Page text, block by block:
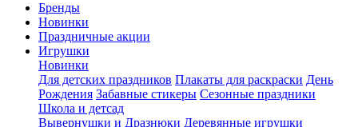
Бренды
Новинки
Праздничные акции
Игрушки
Новинки
Для детских праздников Плакаты для раскраски День
Рождения Забавные стикеры Сезонные праздники
Школа и детсад
Вывернушки и Дразнюки Деревянные игрушки